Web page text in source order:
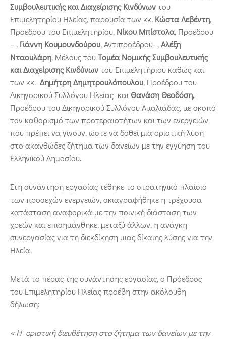
Συμβουλευτικής και Διαχείρισης Κινδύνωντου
Επιμελητηρίου Ηλείας, παρουσία των κκ. Κώστα Λεβέντη,
Προέδρου του Επιμελητηρίου, Νίκου Μπίστολα, Προέδρου
– , Γιάννη Κουμουνδούρου, Αντιπροέδρου- ,Αλέξη
Νταουλάρη, Μέλους τουΤομέα Νομικής Συμβουλευτικής
και Διαχείρισης Κινδύνωντου Επιμελητήριου καθώς και
των κκ. Δημήτρη Δημητρουλόπουλου, Προέδρου του
Δικηγορικού Συλλόγου Ηλείας και Θανάση Θεοδόση,
Προέδρου του Δικηγορικού Συλλόγου Αμαλιάδας, με σκοπό
τον καθορισμό των προτεραιοτήτων και των ενεργειών
που πρέπει να γίνουν, ώστε να δοθεί μια οριστική λύση
στο ακανθώδες ζήτημα των δανείων με την εγγύηση του
Ελληνικού Δημοσίου.
Στη συνάντηση εργασίας τέθηκε το στρατηγικό πλαίσιο
των προσεχών ενεργειών, σκιαγραφήθηκε η τρέχουσα
κατάσταση αναφορικά με την ποινική διάσταση των
χρεών και επισημάνθηκε, μεταξύ άλλων, η ανάγκη
συνεργασίας για τη διεκδίκηση μιας δίκαιης λύσης για την
Ηλεία.
Μετά το πέρας της συνάντησης εργασίας, ο Πρόεδρος
του Επιμελητηρίου Ηλείας προέβη στην ακόλουθη
δήλωση:
« Η οριστική διευθέτηση στο ζήτημα των δανείων με την